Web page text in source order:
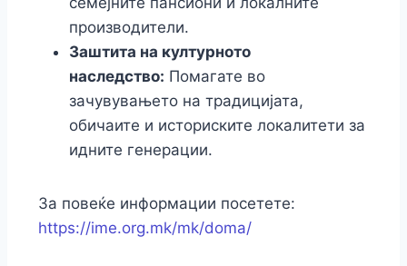
производители.
Заштита на културното
наследство: Помагате во
зачувувањето на традицијата,
обичаите и историските локалитети за
идните генерации.
За повеќе информации посетете:
https://ime.org.mk/mk/doma/